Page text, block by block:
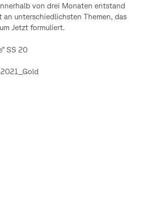
von drei Monaten entstand
an unterschiedlichsten Themen, das
Jetzt formuliert.
SS 20